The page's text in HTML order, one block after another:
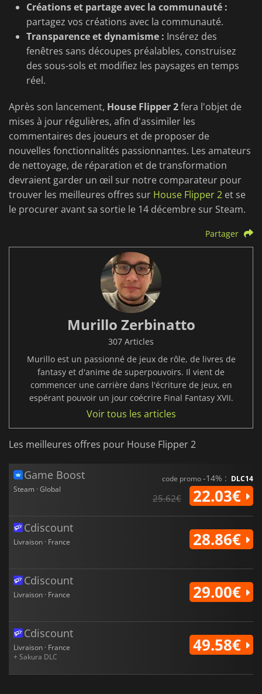
Créations et partage avec la communauté :
partagez vos créations avec la communauté.
Transparence et dynamisme : Insérez des
fenêtres sans découpes préalables, construisez
des sous-sols et modifiez les paysages en temps
réel.
Après son lancement, House Flipper 2fera l'objet de
mises à jour régulières, afin d'assimiler les
commentaires des joueurs et de proposer de
nouvelles fonctionnalités passionnantes. Les amateurs
de nettoyage, de réparation et de transformation
devraient garder un œil sur notre comparateur pour
trouver les meilleures offres sur House Flipper 2 et se
le procurer avant sa sortie le 14 décembre sur Steam.
Partager
Murillo Zerbinatto
307 Articles
Murillo est un passionné de jeux de rôle, de livres de
fantasy et d'anime de superpouvoirs. Il vient de
commencer une carrière dans l'écriture de jeux, en
espérant pouvoir un jour coécrire Final Fantasy XVII.
Voir tous les articles
Les meilleures offres pour House Flipper 2
Game Boost
Steam · Global
code promo-14% : DLC14
25.62€ 22.03€
Cdiscount
Livraison · France 28.86€
Cdiscount
Livraison · France 29.00€
Cdiscount
Livraison · France
+ Sakura DLC
49.58€